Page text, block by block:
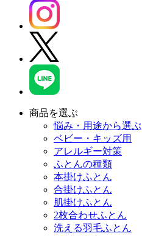
商品を選ぶ
悩み・用途から選ぶ
ベビー・キッズ用
アレルギー対策
ふとんの種類
本掛けふとん
合掛けふとん
肌掛けふとん
2枚合わせふとん
洗える羽毛ふとん